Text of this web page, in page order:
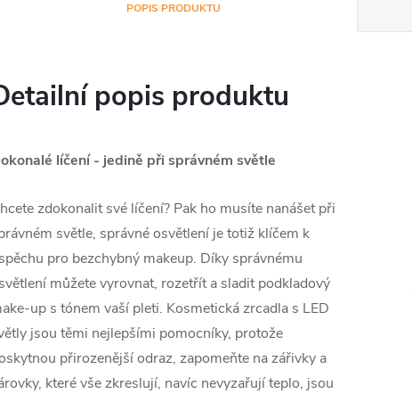
POPIS PRODUKTU
popis produktu
líčení - jedině při správném světle
zdokonalit své líčení? Pak ho musíte nanášet při
světle, správné osvětlení je totiž klíčem k
pro bezchybný makeup. Díky správnému
můžete vyrovnat, rozetřít a sladit podkladový
up s tónem vaší pleti. Kosmetická zrcadla s LED
jsou těmi nejlepšími pomocníky, protože
přirozenější odraz, zapomeňte na zářivky a
které vše zkreslují, navíc nevyzařují teplo, jsou